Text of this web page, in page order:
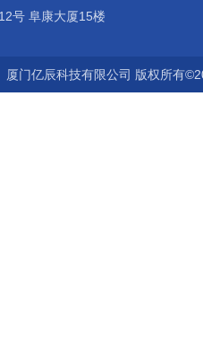
号 阜康大厦15楼
厦门亿辰科技有限公司 版权所有